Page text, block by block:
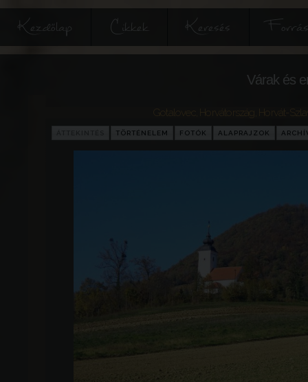
Kezdőlap Cikkek Keresés
Várak és
Gotalovec Horvátország Horvát-
TÖRTÉNELEM FOTÓK ALAPRAJZOK